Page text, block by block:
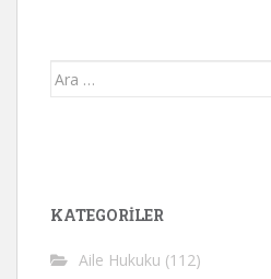
Arama
KATEGORİLER
Aile Hukuku (112)